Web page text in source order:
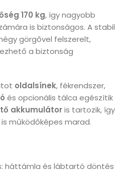
170 kg, így nagyobb
is biztonságos. A stabil
görgővel felszerelt,
a biztonság
oldalsínek, fékrendszer,
és opcionális tálca egészítik
akkumulátoris tartozik, így
működőképes marad.
háttámla és lábtartó döntés